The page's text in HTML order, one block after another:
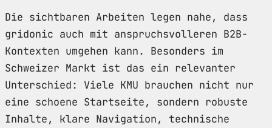
Die sichtbaren Arbeiten legen nahe, dass
gridonic auch mit anspruchsvolleren B2B-
Kontexten umgehen kann. Besonders im
Schweizer Markt ist das ein relevanter
Unterschied: Viele KMU brauchen nicht nur
eine schoene Startseite, sondern robuste
Inhalte, klare Navigation, technische